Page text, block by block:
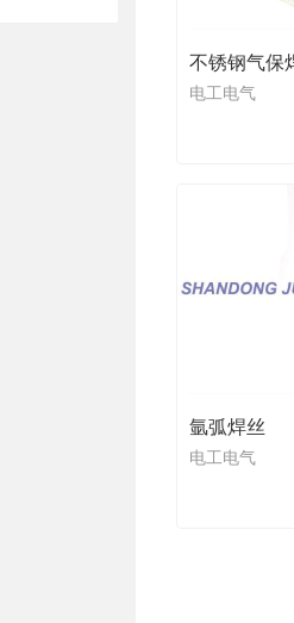
不锈钢气保
电工电气
氩弧焊丝
电工电气